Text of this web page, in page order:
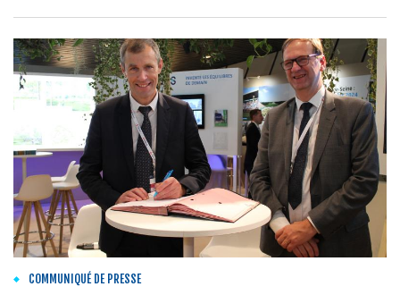
COMMUNIQUÉ DE PRESSE